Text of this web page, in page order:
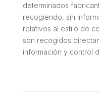
determinados
recogiendo, sin
relativos al estilo de
son recogidos
información y control